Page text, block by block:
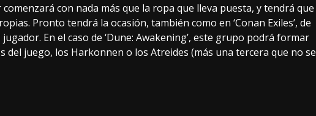
con nada más que la ropa que lleva puesta, y tendrá que
Pronto tendrá la ocasión, también como en ‘Conan Exiles’, de
En el caso de ‘Dune: Awakening’, este grupo podrá formar
del juego, los Harkonnen o los Atreides (más una tercera que no se